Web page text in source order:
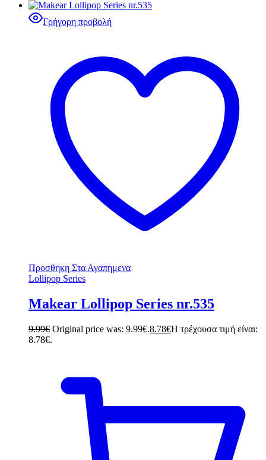
Γρήγορη προβολή
Προσθηκη Στα Αγαπημενα
Lollipop Series
Makear Lollipop Series nr.535
9.99€ Original price was: 9.99€.8.78€Η τρέχουσα τιμή είναι:
8.78€.